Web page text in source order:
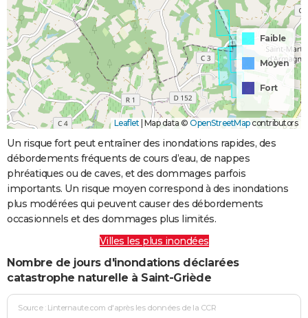
Faible
Moyen
Fort
Leaflet | Map data © OpenStreetMapcontributors
Un risque fort peut entraîner des inondations rapides, des
débordements fréquents de cours d’eau, de nappes
phréatiques ou de caves, et des dommages parfois
importants. Un risque moyen correspond à des inondations
plus modérées qui peuvent causer des débordements
occasionnels et des dommages plus limités.
Villes les plus inondées
Nombre de jours d'inondations déclarées
catastrophe naturelle à Saint-Griède
Source : Linternaute.com d'après les données de la CCR